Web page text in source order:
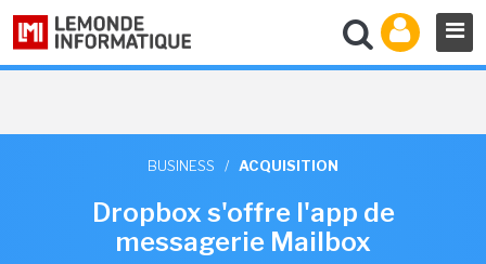
BUSINESS / ACQUISITION
Dropbox s'offre l'app de
messagerie Mailbox